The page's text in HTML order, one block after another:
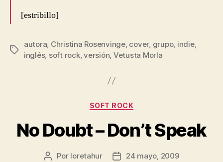
[estribillo]
Etiquetas
autora Christina Rosenvinge, cover, grupo, indie,
inglés, soft rock,versión Vetusta Morla
Categorías
SOFT ROCK
No Doubt – Don’t Speak
Autor
Por loretahur
Fecha24 mayo, 2009